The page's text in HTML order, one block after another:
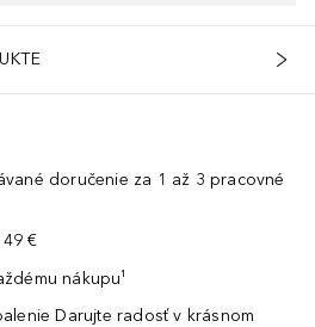
doručenie za 1 až 3 pracovné
€
nákupu¹
Darujte radosť v krásnom